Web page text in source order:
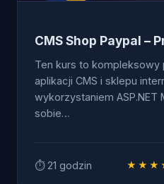
CMS Shop Paypal –
Ten kurs to
aplikacji CMS i sklepu
wykorzystaniem ASP.NET
sobie…
⏱ 21 godzin